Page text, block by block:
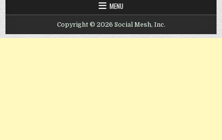
MENU
Copyright © 2026 Social Mesh, Inc.